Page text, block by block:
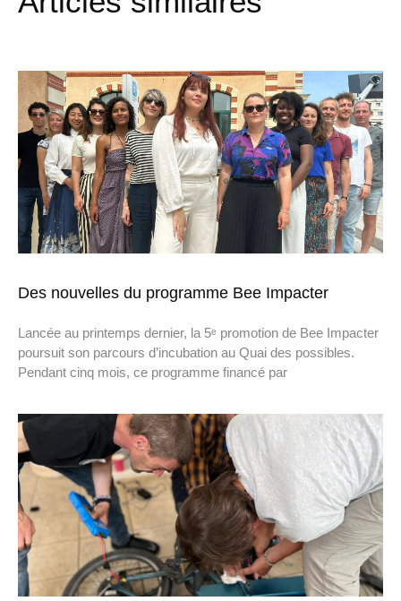
Des nouvelles du programme Bee Impacter
Lancée au printemps dernier, la 5ᵉ promotion de Bee Impacter
poursuit son parcours d’incubation au Quai des possibles.
Pendant cinq mois, ce programme financé par